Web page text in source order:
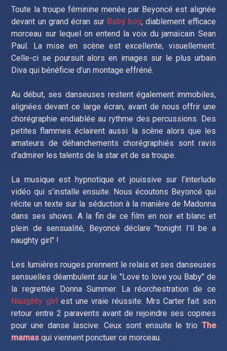
Toute la troupe féminine menée par Beyoncé est alignée
devant un grand écran sur Baby boy, diablement efficace
morceau sur lequel on entend la voix du jamaïcain Sean
Paul. La mise en scène est excellente, visuellement.
Celle-ci se poursuit alors en images sur le plus urbain
Diva qui bénéficie d’un montage effréné.
Au début, ses danseuses restent également immobiles,
alignées devant ce large écran, avant de nous offrir une
chorégraphie endiablée au rythme des percussions. Des
petites flammes éclairent aussi la scène alors que les
amateurs de déhanchements chorégraphiés sont ravis
d’admirer les talents de la star et de sa troupe.
La musique est hypnotique et jouissive sur l’interlude
vidéo qui s’installe ensuite. Nous écoutons Beyoncé qui
récite un texte sur la séduction à la manière de Madonna
dans ses shows. A la fin de ce film en noir et blanc et
plein de sensualité, Beyoncé déclare "tonight I’ll be a
naughty girl" !
Les lumières rouges prennent le relais et ses danseuses
sensuelles déambulent sur le "Love to love you Baby" de
la regrettée Donna Summer. La réorchestration de ce
Naughty girl est une vraie réussite. Mrs Carter fait son
retour entre 2 paravents avant de rejoindre ses copines
pour une danse lascive. Ceux sont ensuite le trio The
mamas qui viennent ponctuer ce morceau.